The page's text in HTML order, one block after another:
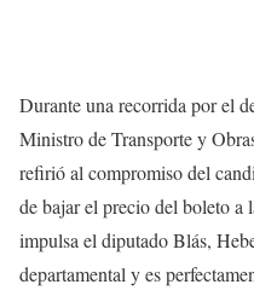
Durante una recorrida por el
Ministro de Transporte y
refirió al compromiso del
de bajar el precio del boleto
impulsa el diputado Blás,
departamental y es